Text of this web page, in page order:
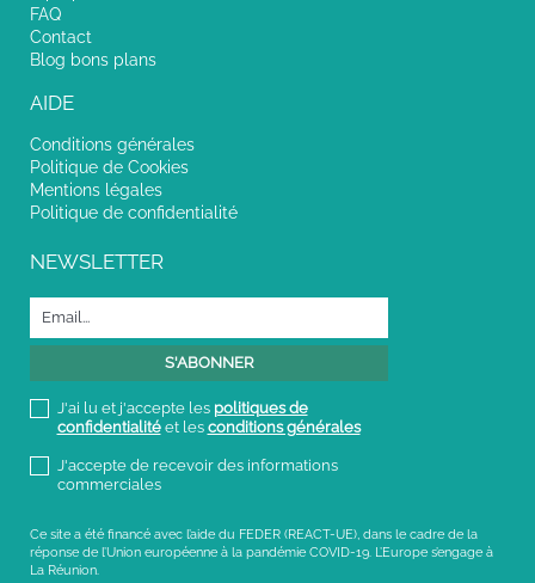
FAQ
Contact
Blog bons plans
AIDE
Conditions générales
Politique de Cookies
Mentions légales
Politique de confidentialité
NEWSLETTER
J'ai lu et j'accepte les politiques de
confidentialitéet les conditions générales
J'accepte de recevoir des informations
commerciales
Ce site a été financé avec l’aide du FEDER (REACT-UE), dans le cadre de la
réponse de l’Union européenne à la pandémie COVID-19. L’Europe s’engage à
La Réunion.